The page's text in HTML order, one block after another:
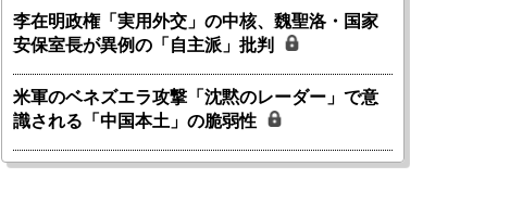
李在明政権「実用外交」の中核、魏聖洛・国家
安保室長が異例の「自主派」批判
米軍のベネズエラ攻撃「沈黙のレーダー」で意
識される「中国本土」の脆弱性